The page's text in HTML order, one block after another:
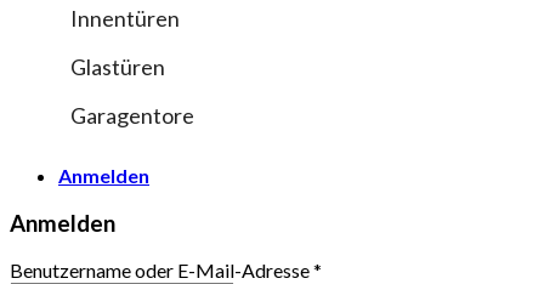
Innentüren
Glastüren
Garagentore
Anmelden
Anmelden
Benutzername oder E-Mail-Adresse*